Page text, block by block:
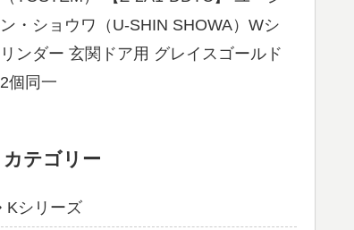
ン・ショウワ（U-SHIN SHOWA）Wシ
リンダー 玄関ドア用 グレイスゴールド
2個同一
カテゴリー
Kシリーズ